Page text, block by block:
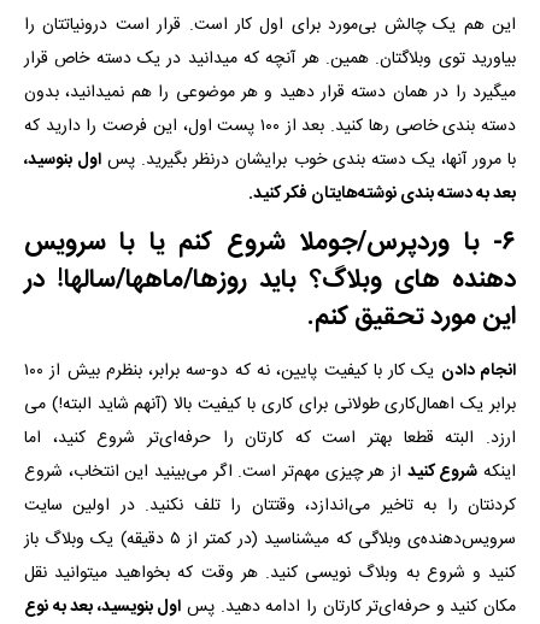
این هم یک چالش بی‌مورد برای اول کار است. قرار است درونیاتتان را
بیاورید توی وبلاگتان. همین. هر آنچه که میدانید در یک دسته خاص قرار
میگیرد را در همان دسته قرار دهید و هر موضوعی را هم نمیدانید، بدون
دسته بندی خاصی رها کنید. بعد از ۱۰۰ پست اول، این فرصت را دارید که
با مرور آنها، یک دسته بندی خوب برایشان درنظر بگیرید. پس اول بنوسید،
بعد به دسته بندی نوشته‌هایتان فکر کنید.
۶- با وردپرس/جوملا شروع کنم یا با سرویس
دهنده های وبلاگ؟ باید روزها/ماهها/سالها! در
این مورد تحقیق کنم.
انجام دادن
یک کار با کیفیت پایین، نه که دو-سه برابر، بنظرم بیش از ۱۰۰
برابر یک اهمال‌کاری طولانی برای کاری با کیفیت بالا (آنهم شاید البته!) می
ارزد. البته قطعا بهتر است که کارتان را حرفه‌ای‌تر شروع کنید، اما
اینکه شروع کنید از هر چیزی مهم‌تر است. اگر می‌بینید این انتخاب، شروع
کردنتان را به تاخیر می‌اندازد، وقتتان را تلف نکنید. در اولین سایت
سرویس‌دهنده‌‌ی وبلاگی که می‍شناسید (در کمتر از ۵ دقیقه) یک وبلاگ باز
کنید و شروع به وبلاگ نویسی کنید. هر وقت که بخواهید میتوانید نقل
مکان کنید و حرفه‌ای‌تر کارتان را ادامه دهید. پس اول بنویسید، بعد به نوع